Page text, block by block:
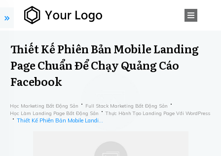
Thiết Kế Phiên Bản Mobile Landing
Page Chuẩn Để Chạy Quảng Cáo
Facebook
Học Marketing Bất Động Sản
Full Stack Marketing Bất Động Sản
Học Làm Landing Page Bất Động Sản
Thực Hành Tạo Landing Page Với WordPress